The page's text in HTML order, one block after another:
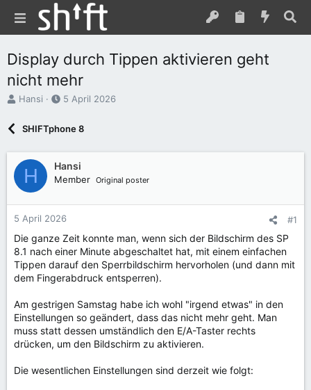
Display durch Tippen aktivieren geht
nicht mehr
E
l
e
Hansi
E
t
l
t
5 April 2026
SHIFTphone 8
H Hansi
Member Original poster
5 April 2026 #1
Die ganze Zeit konnte man, wenn sich der Bildschirm des SP
8.1 nach einer Minute abgeschaltet hat, mit einem einfachen
Tippen darauf den Sperrbildschirm hervorholen (und dann mit
dem Fingerabdruck entsperren).
Am gestrigen Samstag habe ich wohl "irgend etwas" in den
Einstellungen so geändert, dass das nicht mehr geht. Man
muss statt dessen umständlich den E/A-Taster rechts
drücken, um den Bildschirm zu aktivieren.
Die wesentlichen Einstellungen sind derzeit wie folgt: